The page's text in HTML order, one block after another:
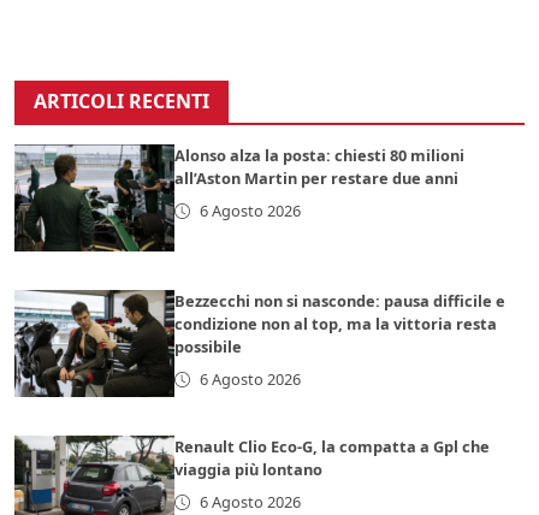
ARTICOLI RECENTI
Alonso alza la posta: chiesti 80 milioni
all’Aston Martin per restare due anni
6 Agosto 2026
Bezzecchi non si nasconde: pausa difficile e
condizione non al top, ma la vittoria resta
possibile
6 Agosto 2026
Renault Clio Eco-G, la compatta a Gpl che
viaggia più lontano
6 Agosto 2026